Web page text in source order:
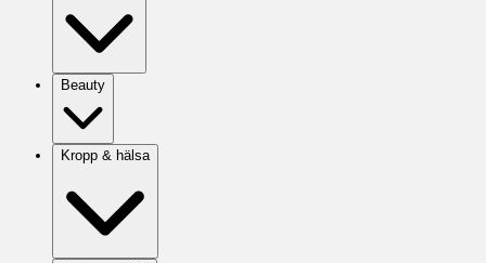
Beauty
Kropp & hälsa